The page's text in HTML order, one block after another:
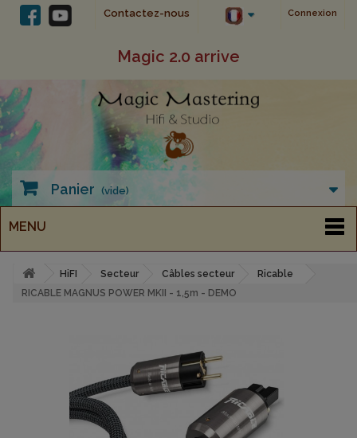
Connexion
Contactez-nous
Magic 2.0 arrive
Panier (vide)
MENU
HiFI Secteur Câbles secteur
Ricable
RICABLE MAGNUS POWER MKII - 1,5m - DEMO